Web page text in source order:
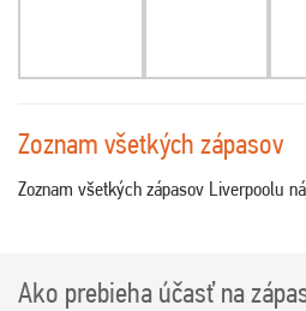
Zoznam všetkých zápasov
Zoznam všetkých zápasov Liverpoolu
Ako prebieha účasť na